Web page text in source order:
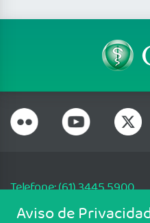
Telefone: (61) 3445 5900
Email:
Aviso de